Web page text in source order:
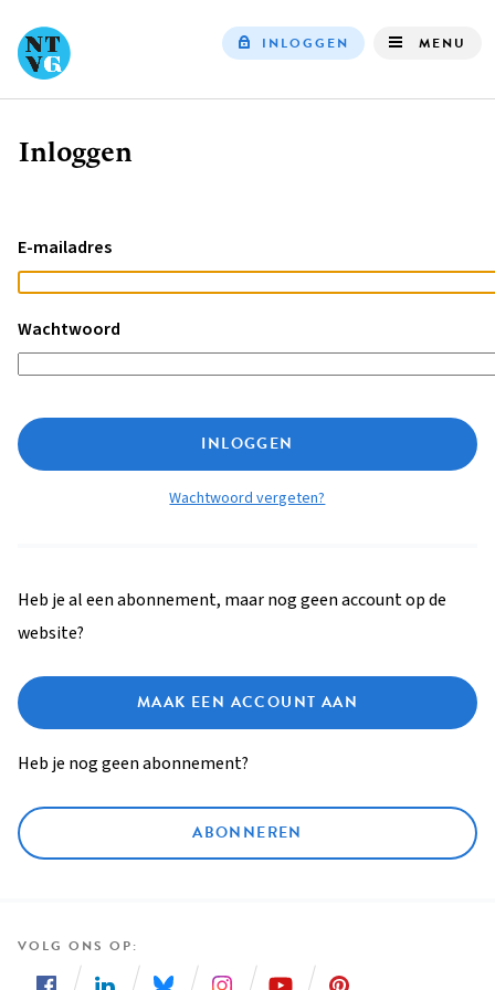
INLOGGEN MENU
Kruimelpad
Inloggen
E-mailadres
Wachtwoord
INLOGGEN
Wachtwoord vergeten?
Heb je al een abonnement, maar nog geen account op de
website?
MAAK EEN ACCOUNT AAN
Heb je nog geen abonnement?
ABONNEREN
VOLG ONS OP